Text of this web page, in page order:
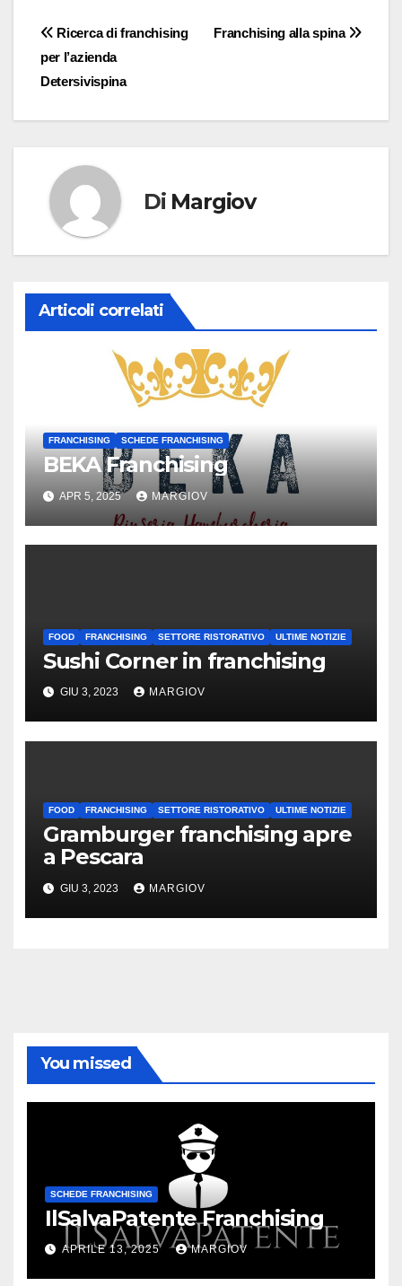
Navigazione
articoli
Franchising alla spina
Ricerca di franchising
per l’azienda
Detersivispina
Di Margiov
Articoli correlati
FRANCHISING SCHEDE FRANCHISING
BEKA Franchising
APR 5, 2025 MARGIOV
FOOD FRANCHISING SETTORE RISTORATIVO ULTIME NOTIZIE
Sushi Corner in franchising
GIU 3, 2023 MARGIOV
FOOD FRANCHISING SETTORE RISTORATIVO ULTIME NOTIZIE
Gramburger franchising apre
a Pescara
GIU 3, 2023 MARGIOV
You missed
SCHEDE FRANCHISING
IlSalvaPatente Franchising
APRILE 13, 2025 MARGIOV